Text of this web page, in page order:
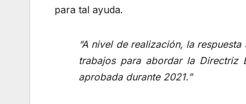
para tal ayuda.
“A nivel de realización, la
trabajos para abordar la Directriz
aprobada durante 2021.”